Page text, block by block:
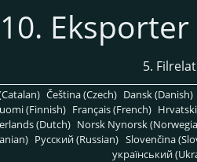
Eksporter
5.
Čeština (Czech) Dansk (Danish)
(Finnish) Français (French)
(Dutch) Norsk Nynorsk
Pусский (Russian) Slovenčina
український